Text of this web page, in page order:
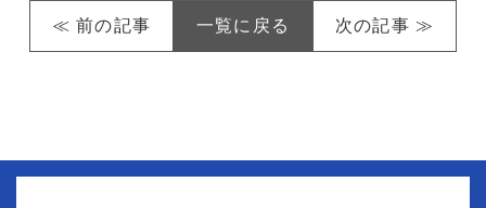
≪ 前の記事 一覧に戻る 次の記事 ≫